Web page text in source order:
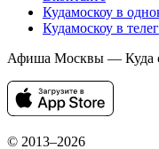
Кудамоскоу в
Кудамоскоу в
Афиша Москвы — Куда
© 2013–2026